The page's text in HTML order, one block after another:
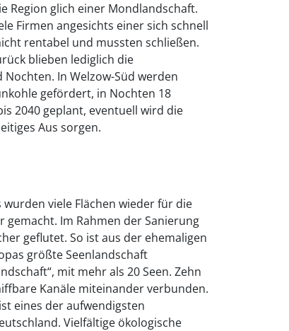
Region glich einer Mondlandschaft.
Firmen angesichts einer sich schnell
rentabel und mussten schließen.
blieben lediglich die
In Welzow-Süd werden
gefördert, in Nochten 18
2040 geplant, eventuell wird die
Aus sorgen.
viele Flächen wieder für die
Im Rahmen der Sanierung
geflutet. So ist aus der ehemaligen
größte Seenlandschaft
mit mehr als 20 Seen. Zehn
Kanäle miteinander verbunden.
eines der aufwendigsten
Vielfältige ökologische